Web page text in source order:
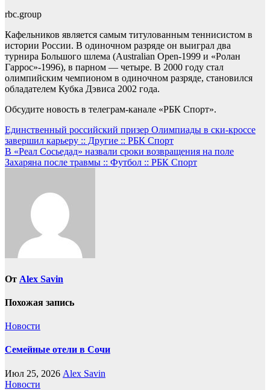
rbc.group
Кафельников является самым титулованным теннисистом в
истории России. В одиночном разряде он выиграл два
турнира Большого шлема (Australian Open-1999 и «Ролан
Гаррос»-1996), в парном — четыре. В 2000 году стал
олимпийским чемпионом в одиночном разряде, становился
обладателем Кубка Дэвиса 2002 года.
Обсудите новость в телеграм-канале «РБК Спорт».
Навигация
по
записям
Единственный российский призер Олимпиады в ски-кроссе
завершил карьеру :: Другие :: РБК Спорт
В «Реал Сосьедад» назвали сроки возвращения на поле
Захаряна после травмы :: Футбол :: РБК Спорт
От Alex Savin
Похожая запись
Новости
Семейные отели в Сочи
Июл 25, 2026 Alex Savin
Новости